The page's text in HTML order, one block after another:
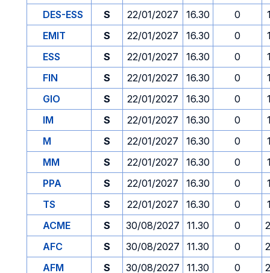
DES-ESS
S 22/01/2027 16.30 0
EMIT
S 22/01/2027 16.30 0
ESS
S 22/01/2027 16.30 0
FIN
S 22/01/2027 16.30 0
GIO
S 22/01/2027 16.30 0
IM
S 22/01/2027 16.30 0
M
S 22/01/2027 16.30 0
MM
S 22/01/2027 16.30 0
PPA
S 22/01/2027 16.30 0
TS
S 22/01/2027 16.30 0
ACME
S 30/08/2027 11.30 0
AFC
S 30/08/2027 11.30 0
AFM
S 30/08/2027 11.30 0